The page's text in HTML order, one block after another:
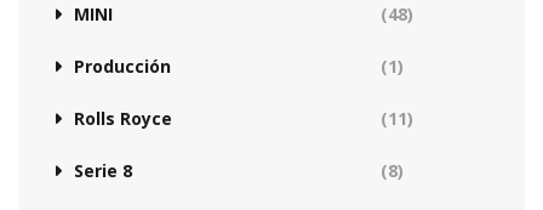
MINI (48)
Producción (1)
Rolls Royce (11)
Serie 8 (8)